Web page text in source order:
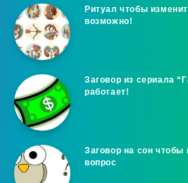
Ритуал чтобы
возможно!
Заговор из сериала
работает!
Заговор на сон чтобы
вопрос